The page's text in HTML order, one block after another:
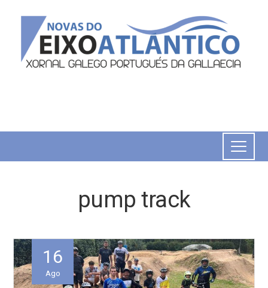
pump track
16
Ago